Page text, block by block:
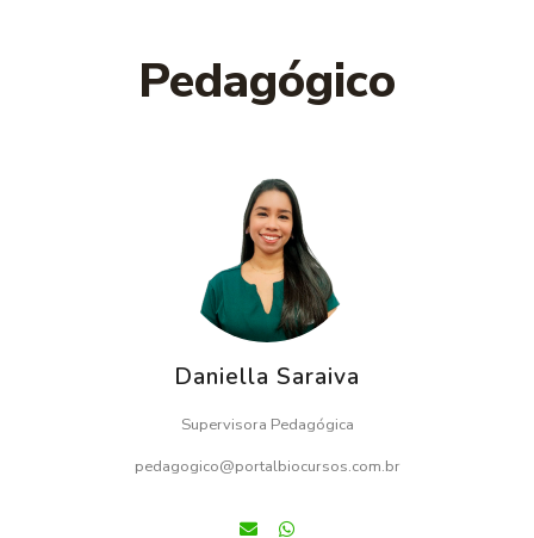
Pedagógico
Daniella Saraiva
Supervisora Pedagógica
pedagogico@portalbiocursos.com.br